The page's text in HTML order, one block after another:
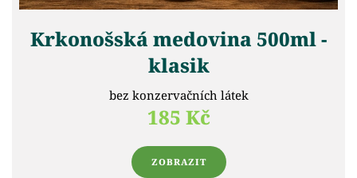
Krkonošská medovina 500ml -
klasik
bez konzervačních látek
185 Kč
ZOBRAZIT